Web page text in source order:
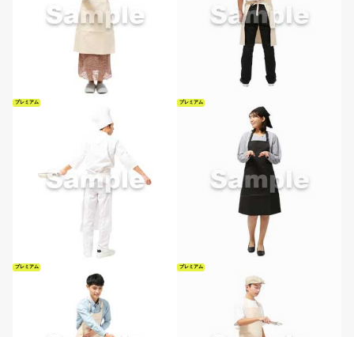
プレミアム プレミアム
プレミアム プレミアム